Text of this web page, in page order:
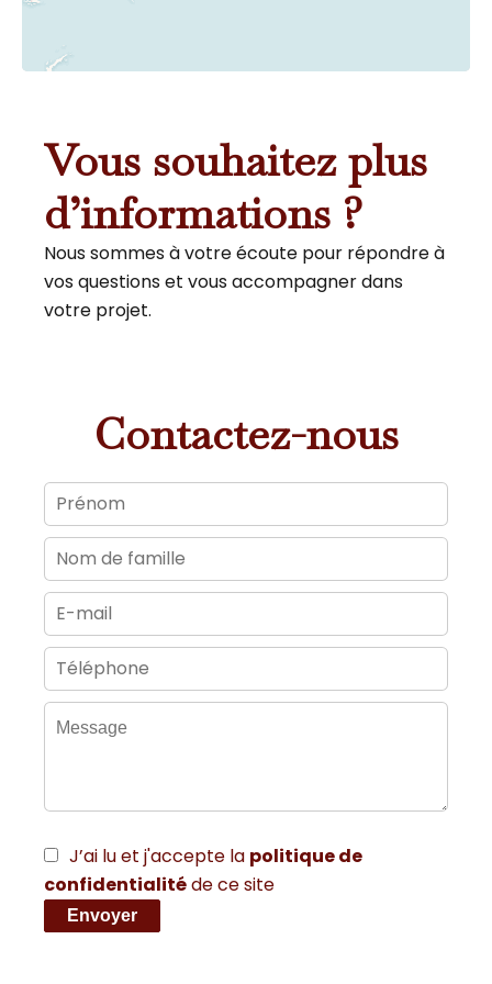
Vous souhaitez plus
d’informations ?
Nous sommes à votre écoute pour répondre à
vos questions et vous accompagner dans
votre projet.
Contactez-nous
J’ai lu et j'accepte la politique de
confidentialitéde ce site
Envoyer